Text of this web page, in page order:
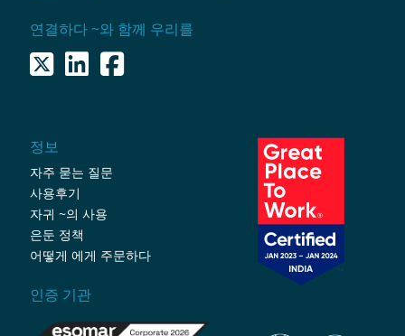
연결하다 ~와 함께 우리를
정보
자주 묻는 질문
사용후기
자귀 ~의 사용
은둔 정책
어떻게 에게 주문하다
인증 기관